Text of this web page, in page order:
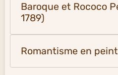
Baroque et Rococo
1789)
Romantisme en